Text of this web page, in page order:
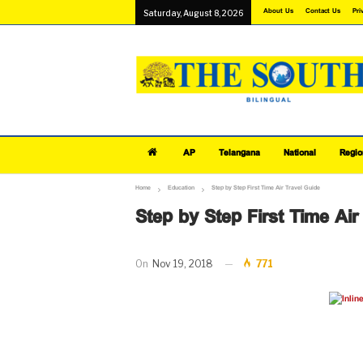
Saturday, August 8, 2026 About Us Contact Us
AP Telangana National
Home Education Step by Step First Time Air Travel Guide
Step by Step First Time
On Nov 19, 2018 771